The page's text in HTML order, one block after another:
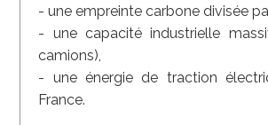
- une empreinte carbone divisée
- une capacité industrielle
camions),
- une énergie de traction
France.